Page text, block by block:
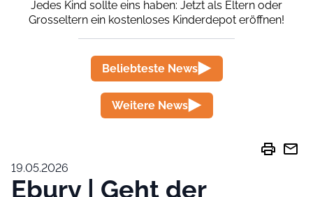
Jedes Kind sollte eins haben: Jetzt als Eltern oder
Grosseltern ein kostenloses Kinderdepot eröffnen!
Beliebteste News
Weitere News
print mail
19.05.2026
Ebury | Geht der